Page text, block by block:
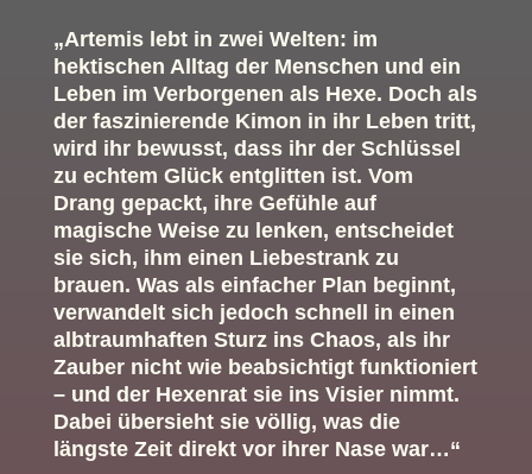
„Artemis lebt in zwei Welten: im
hektischen Alltag der Menschen und ein
Leben im Verborgenen als Hexe. Doch als
der faszinierende Kimon in ihr Leben tritt,
wird ihr bewusst, dass ihr der Schlüssel
zu echtem Glück entglitten ist. Vom
Drang gepackt, ihre Gefühle auf
magische Weise zu lenken, entscheidet
sie sich, ihm einen Liebestrank zu
brauen. Was als einfacher Plan beginnt,
verwandelt sich jedoch schnell in einen
albtraumhaften Sturz ins Chaos, als ihr
Zauber nicht wie beabsichtigt funktioniert
– und der Hexenrat sie ins Visier nimmt.
Dabei übersieht sie völlig, was die
längste Zeit direkt vor ihrer Nase war…“